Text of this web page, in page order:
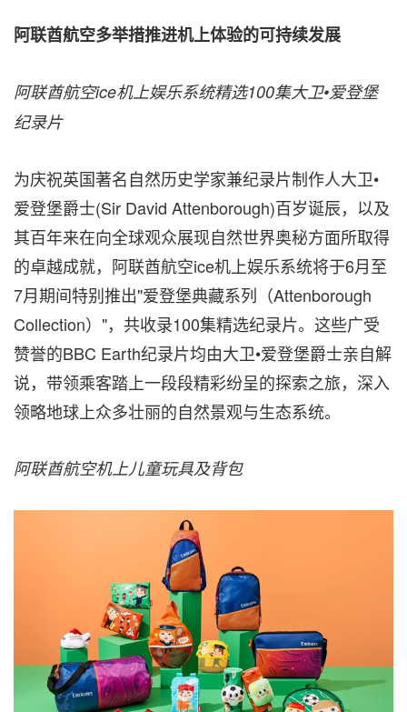
阿联酋航空多举措推进机上体验的可持续发展
阿联酋航空ice机上娱乐系统精选100集大卫•爱登堡
纪录片
为庆祝英国著名自然历史学家兼纪录片制作人大卫•
爱登堡爵士(Sir David Attenborough)百岁诞辰，以及
其百年来在向全球观众展现自然世界奥秘方面所取得
的卓越成就，阿联酋航空ice机上娱乐系统将于6月至
7月期间特别推出"爱登堡典藏系列（Attenborough
Collection）"，共收录100集精选纪录片。这些广受
赞誉的BBC Earth纪录片均由大卫•爱登堡爵士亲自解
说，带领乘客踏上一段段精彩纷呈的探索之旅，深入
领略地球上众多壮丽的自然景观与生态系统。
阿联酋航空机上儿童玩具及背包